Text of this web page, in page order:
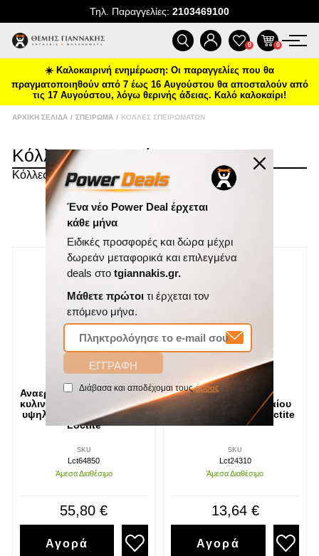
Τηλ. Παραγγελίες: 2103469100
ΠΡΟΪΌΝΤΑ
ΠΡΟΣΦΟΡΈΣ
ΝΈΕΣ ΑΦΊΞΕΙΣ
ΕΠΙΚΟΙΝΩΝΊΑ
ΝΈΑ & ΆΡΘΡΑ
0 0
☀️ Καλοκαιρινή ενημέρωση: Οι παραγγελίες που θα
πραγματοποιηθούν από 7 έως 16 Αυγούστου θα αποσταλούν από
τις 17 Αυγούστου, λόγω θερινής άδειας. Καλό καλοκαίρι!
ΑΡΧΙΚΉ ΣΕΛΊΔΑ / ΣΠΕΊΡΩΜΑ / ΚΌΛΛΕΣ ΣΠΕΙΡΩΜΆΤΩΝ
Κόλλες Σπειρωμάτων
Κόλλες Σπειρωμάτων
ΕΜΦΆΝΙΣΗ
NEO
Αναεροβικό συγκρατητικό
κυλινδρικών εξαρτημάτων
υψηλού βαθμού 648 50ml
Loctite
SKU
Lct64850
Άμεσα Διαθέσιμο
55,80 €
Αγορά
Ασφαλιστικό
σπειρωμάτων μεσαίου
βαθμού 243 10ml Loctite
SKU
Lct24310
Άμεσα Διαθέσιμο
13,64 €
Αγορά
Ένα νέο Power Deal έρχεται
κάθε μήνα
Ειδικές προσφορές και δώρα μέχρι
δωρεάν μεταφορικά και επιλεγμένα
deals στο tgiannakis.gr.
Μάθετε πρώτοι τι έρχεται τον
επόμενο μήνα.
Διάβασα και αποδέχομαι τουςόρους